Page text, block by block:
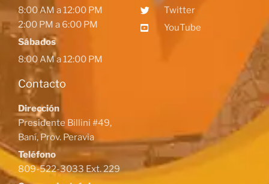
8:00 AM a 12:00 PM
2:00 PM a 6:00 PM
Sábados
8:00 AM a 12:00 PM
Contacto
Dirección
Presidente Billini #49,
Baní, Prov. Peravia
Teléfono
809-522-3033 Ext. 229
Twitter
YouTube